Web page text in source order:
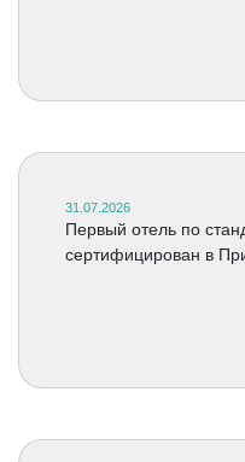
31.07.2026
Первый отель по
сертифицирован в